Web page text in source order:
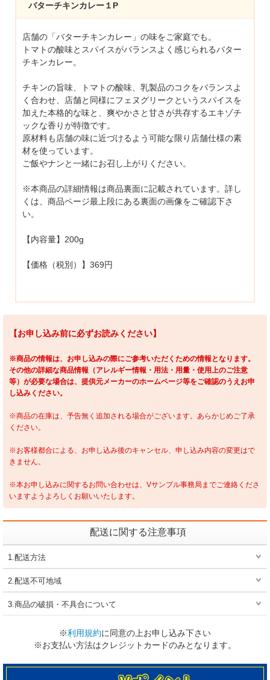
バターチキンカレー１P
店舗の「バターチキンカレー」の味をご家庭でも。
トマトの酸味とスパイスがバランスよく感じられるバター
チキンカレー。
チキンの旨味、トマトの酸味、乳製品のコクをバランスよ
く合わせ、店舗と同様にフェヌグリークというスパイスを
加えた本格的な味と、爽やかさと甘さが共存するエキゾチ
ックな香りが特徴です。
原材料も店舗の味に近づけるよう可能な限り店舗仕様の素
材を使っています。
ご飯やナンと一緒にお召し上がりください。
※本商品の詳細情報は商品裏面に記載されています。詳し
くは、商品ページ最上段にある裏面の画像をご確認下さ
い。
【内容量】200g
【価格（税別）】369円
【お申し込み前に必ずお読みください】
※商品の情報は、お申し込みの際にご参考いただくための情報となります。
その他の詳細な商品情報（アレルギー情報・用法・用量・使用上のご注意
等）が必要な場合は、提供元メーカーのホームページ等をご確認のうえお申
し込みください。
※商品の在庫は、予告無く追加される場合がございます。あらかじめご了承
ください。
※お客様都合による、お申し込み後のキャンセル、申し込み内容の変更はで
きません。
※本お申し込みに関するお問い合わせは、Vサンプル事務局までご連絡くださ
いますようよろしくお願いいたします。
配送に関する注意事項
1.配送方法
2.配送不可地域
3.商品の破損・不具合について
※利用規約に同意の上お申し込み下さい
※お支払い方法はクレジットカードのみとなります。